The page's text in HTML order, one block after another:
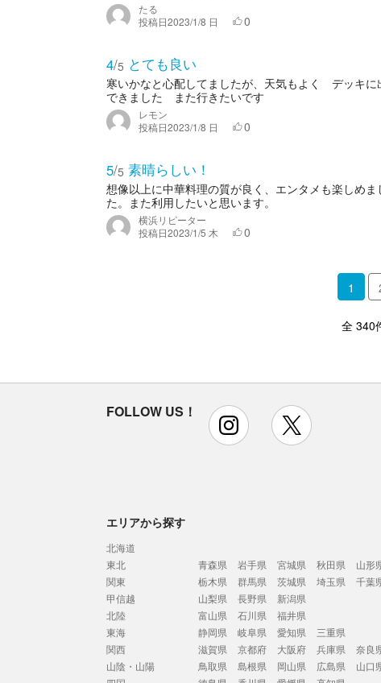
たる
投稿日2023/1/8 日 0
4/5 とても良い
寒いかなと心配してましたが、天気もよく デッキ
できました また行きたいです
レモン
投稿日2023/1/8 日 0
5/5 素晴らしい！
想像以上に中華料理の質が良く、エンタメも楽しめ
た。また利用したいと思います。
横浜リピーター
投稿日2023/1/5 木 0
1
全 340
FOLLOW US！ instagram
エリアから探す
北海道
東北
青森県 岩手県 宮城県 秋田県 山形
関東
栃木県 群馬県 茨城県 埼玉県 千葉
甲信越
山梨県 長野県
新潟県
北陸
富山県 石川県
福井県
東海
静岡県 岐阜県 愛知県
三重県
関西
滋賀県 京都府 大阪府 兵庫県 奈良
山陰・山陽
鳥取県 島根県 岡山県 広島県
山口